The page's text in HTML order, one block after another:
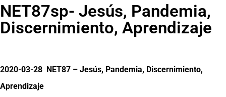
NET87sp- Jesús, Pandemia,
Discernimiento, Aprendizaje
2020-03-28 NET87 – Jesús, Pandemia, Discernimiento,
Aprendizaje